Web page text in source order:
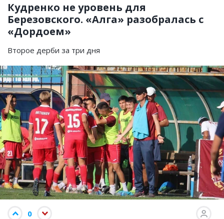
Кудренко не уровень для
Березовского. «Алга» разобралась с
«Дордоем»
Второе дерби за три дня
0